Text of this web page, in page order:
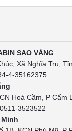
SAO VÀNG
Xã Nghĩa Trụ,
4-35162375
Hoà Cầm, P Cẩm
3523522
Minh